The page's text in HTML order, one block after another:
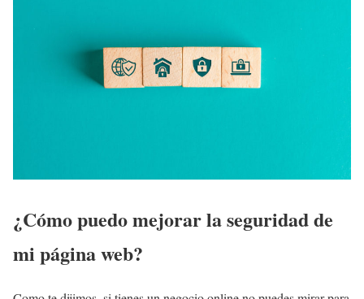
¿Cómo puedo mejorar la seguridad de
mi página web?